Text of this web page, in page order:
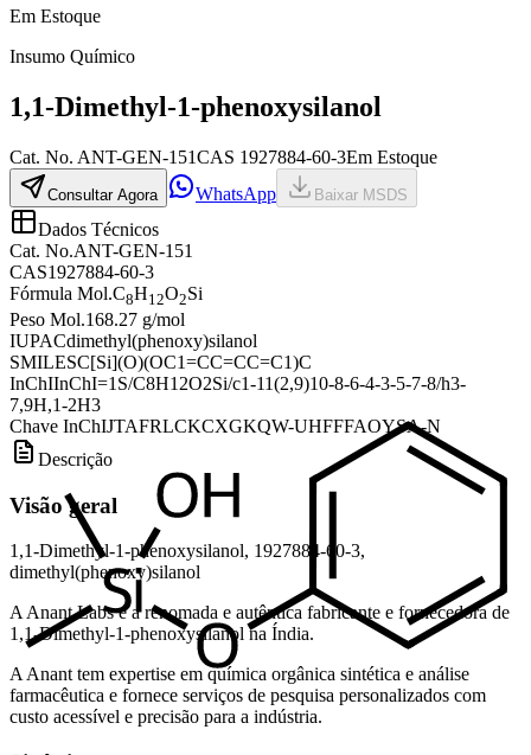
Em Estoque
Insumo Químico
1,1-Dimethyl-1-phenoxysilanol
Cat. No. ANT-GEN-151CAS 1927884-60-3Em Estoque
Consultar Agora WhatsApp Baixar MSDS
Dados Técnicos
Cat. No.ANT-GEN-151
CAS1927884-60-3
Fórmula Mol.C8H12O2Si
Peso Mol.168.27 g/mol
IUPACdimethyl(phenoxy)silanol
SMILESC[Si](O)(OC1=CC=CC=C1)C
InChIInChI=1S/C8H12O2Si/c1-11(2,9)10-8-6-4-3-5-7-8/h3-
7,9H,1-2H3
Chave InChIJTAFRLCKCXGKQW-UHFFFAOYSA-N
Descrição
Visão geral
1,1-Dimethyl-1-phenoxysilanol, 1927884-60-3,
dimethyl(phenoxy)silanol
A Anant Labs é a renomada e autêntica fabricante e fornecedora de
1,1-Dimethyl-1-phenoxysilanol na Índia.
A Anant tem expertise em química orgânica sintética e análise
farmacêutica e fornece serviços de pesquisa personalizados com
custo acessível e precisão para a indústria.